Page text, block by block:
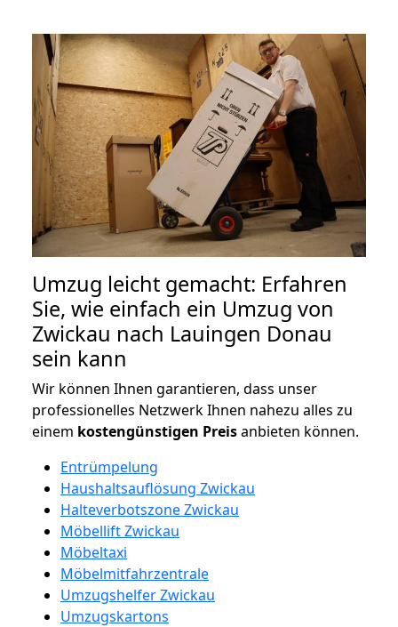
Umzug leicht gemacht: Erfahren
Sie, wie einfach ein Umzug von
Zwickau nach Lauingen Donau
sein kann
Wir können Ihnen garantieren, dass unser
professionelles Netzwerk Ihnen nahezu alles zu
einem kostengünstigen Preisanbieten können.
Entrümpelung
Haushaltsauflösung Zwickau
Halteverbotszone Zwickau
Möbellift Zwickau
Möbeltaxi
Möbelmitfahrzentrale
Umzugshelfer Zwickau
Umzugskartons